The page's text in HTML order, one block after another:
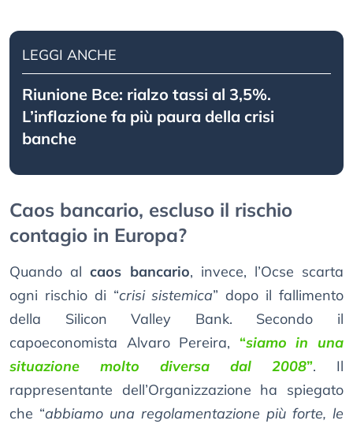
LEGGI ANCHE
Riunione Bce: rialzo tassi al 3,5%.
L’inflazione fa più paura della crisi
banche
Caos bancario, escluso il rischio
contagio in Europa?
Quando alcaos bancario, invece, l’Ocse scarta
ogni rischio di “crisi sistemica” dopo il fallimento
della Silicon Valley Bank. Secondo il
capoeconomista Alvaro Pereira, “siamo in una
situazione molto diversa dal 2008”. Il
rappresentante dell’Organizzazione ha spiegato
che “abbiamo una regolamentazione più forte, le